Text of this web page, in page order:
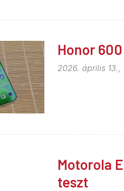
Honor
2026. április 13.,
Motorola
teszt